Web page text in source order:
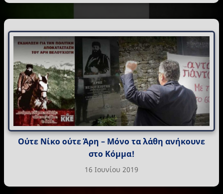
Ούτε Νίκο ούτε Άρη – Mόνο τα λάθη ανήκουνε
στο Κόμμα!
16 Ιουνίου 2019